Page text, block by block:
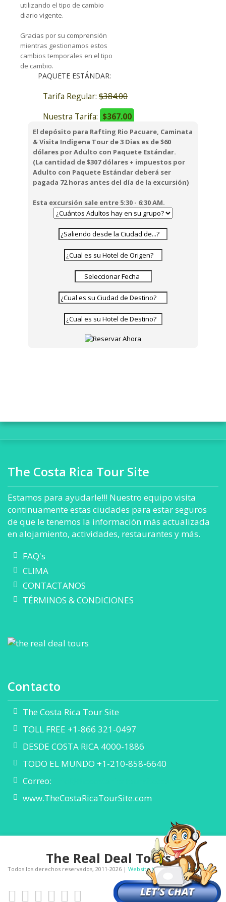
utilizando el tipo de cambio
diario vigente.
Gracias por su comprensión
mientras gestionamos estos
cambios temporales en el tipo
de cambio.
PAQUETE ESTÁNDAR:
Tarifa Regular: $384.00
Nuestra Tarifa: $367.00
El depósito para Rafting Rio Pacuare, Caminata
& Visita Indigena Tour de 3 Dias es de $60
dólares por Adulto con Paquete Estándar.
(La cantidad de $307 dólares + impuestos por
Adulto con Paquete Estándar deberá ser
pagada 72 horas antes del día de la excursión)
Esta excursión sale entre 5:30 - 6:30 AM.
The Costa Rica Tour Site
Estamos para ayudarle!!! Nuestro equipo visita
continuamente estas ciudades para estar seguros
de que le tenemos la información más actualizada
en alojamiento, actividades, restaurantes y más.
FAQ's
CLIMA
CONTACTANOS
TÉRMINOS & CONDICIONES
Contacto
The Costa Rica Tour Site
TOLL FREE +1-866 321-0497
DESDE COSTA RICA 4000-1886
TODO EL MUNDO +1-210-858-6640
Correo:
www.TheCostaRicaTourSite.com
The Real Deal Tours
Todos los derechos reservados, 2011-2026 | Website by Creative Concepts